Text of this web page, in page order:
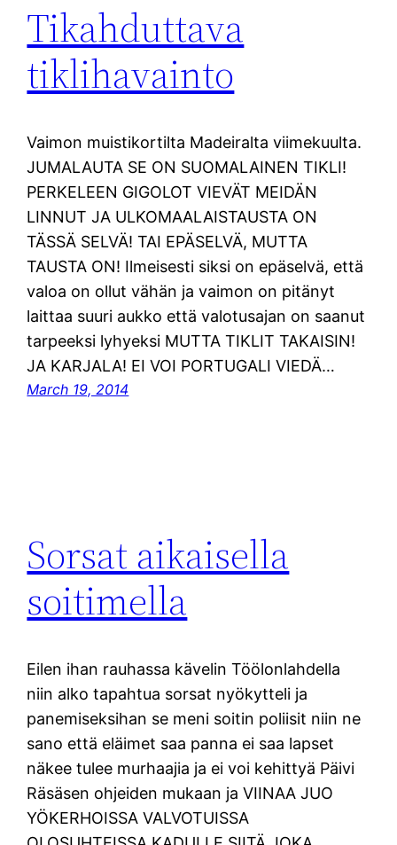
Tikahduttava
tiklihavainto
Vaimon muistikortilta Madeiralta viimekuulta.
JUMALAUTA SE ON SUOMALAINEN TIKLI!
PERKELEEN GIGOLOT VIEVÄT MEIDÄN
LINNUT JA ULKOMAALAISTAUSTA ON
TÄSSÄ SELVÄ! TAI EPÄSELVÄ, MUTTA
TAUSTA ON! Ilmeisesti siksi on epäselvä, että
valoa on ollut vähän ja vaimon on pitänyt
laittaa suuri aukko että valotusajan on saanut
tarpeeksi lyhyeksi MUTTA TIKLIT TAKAISIN!
JA KARJALA! EI VOI PORTUGALI VIEDÄ…
March 19, 2014
Sorsat aikaisella
soitimella
Eilen ihan rauhassa kävelin Töölonlahdella
niin alko tapahtua sorsat nyökytteli ja
panemiseksihan se meni soitin poliisit niin ne
sano että eläimet saa panna ei saa lapset
näkee tulee murhaajia ja ei voi kehittyä Päivi
Räsäsen ohjeiden mukaan ja VIINAA JUO
YÖKERHOISSA VALVOTUISSA